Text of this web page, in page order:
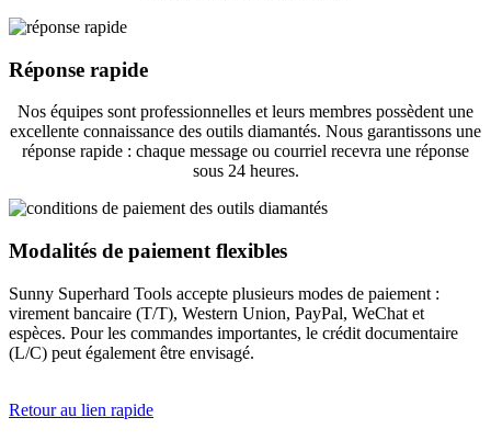
Réponse rapide
Nos équipes sont professionnelles et leurs membres possèdent une
excellente connaissance des outils diamantés. Nous garantissons une
réponse rapide : chaque message ou courriel recevra une réponse
sous 24 heures.
Modalités de paiement flexibles
Sunny Superhard Tools accepte plusieurs modes de paiement :
virement bancaire (T/T), Western Union, PayPal, WeChat et
espèces. Pour les commandes importantes, le crédit documentaire
(L/C) peut également être envisagé.
Retour au lien rapide